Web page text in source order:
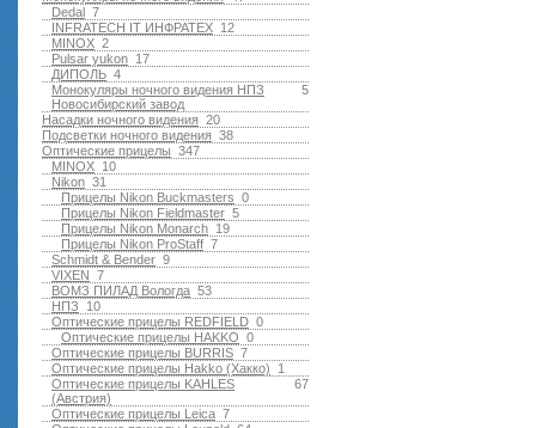
7
Dedal
12
INFRATECH IT ИНФРАТЕХ
2
MINOX
17
Pulsar yukon
4
ДИПОЛЬ
5
Монокуляры ночного видения НПЗ
Новосибирский завод
20
Насадки ночного видения
38
Подсветки ночного видения
347
Оптические прицелы
10
MINOX
31
Nikon
0
Прицелы Nikon Buckmasters
5
Прицелы Nikon Fieldmaster
19
Прицелы Nikon Monarch
7
Прицелы Nikon ProStaff
9
Schmidt & Bender
7
VIXEN
53
ВОМЗ ПИЛАД Вологда
10
НПЗ
0
Оптические прицелы REDFIELD
0
Оптические прицелы HAKKO
7
Оптические прицелы BURRIS
1
Оптические прицелы Hakko (Хакко)
67
Оптические прицелы KAHLES
(Австрия)
7
Оптические прицелы Leica